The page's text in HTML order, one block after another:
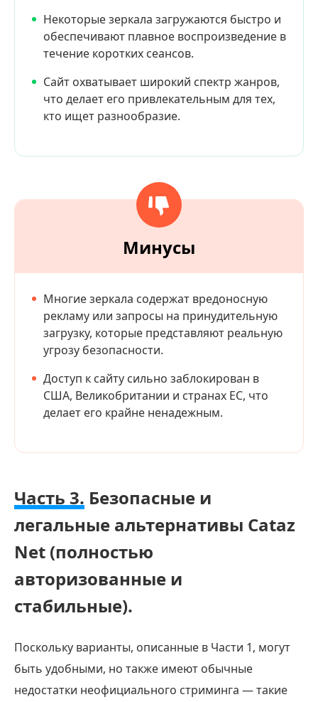
Некоторые зеркала загружаются быстро и
обеспечивают плавное воспроизведение в
течение коротких сеансов.
Сайт охватывает широкий спектр жанров,
что делает его привлекательным для тех,
кто ищет разнообразие.
Минусы
Многие зеркала содержат вредоносную
рекламу или запросы на принудительную
загрузку, которые представляют реальную
угрозу безопасности.
Доступ к сайту сильно заблокирован в
США, Великобритании и странах ЕС, что
делает его крайне ненадежным.
Часть 3. Безопасные и
легальные альтернативы Cataz
Net (полностью
авторизованные и
стабильные).
Поскольку варианты, описанные в Части 1, могут
быть удобными, но также имеют обычные
недостатки неофициального стриминга — такие